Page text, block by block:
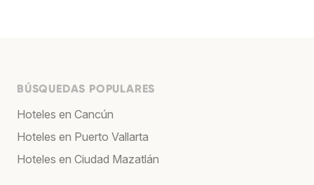
BÚSQUEDAS POPULARES
Hoteles en Cancún
Hoteles en Puerto Vallarta
Hoteles en Ciudad Mazatlán